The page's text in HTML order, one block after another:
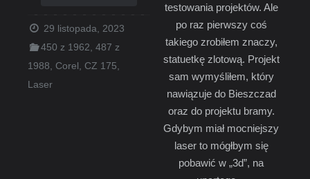
29 listopada, 2023
450 z 1962 ,487 z
1988
Corel CZ 175
Laser
testowania projektów. Ale
po raz pierwszy coś
takiego zrobiłem znaczy,
statuetkę zlotową. Projekt
sam wymyśliłem, który
nawiązuje do Bieszczad
oraz do projektu bramy.
Gdybym miał mocniejszy
laser to mógłbym się
pobawić w „3d”, na